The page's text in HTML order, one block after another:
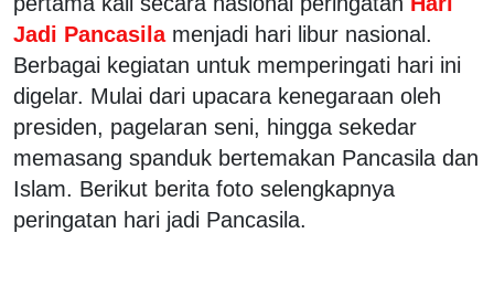
Jadi Pancasila menjadi hari libur nasional.
Berbagai kegiatan untuk memperingati hari ini
digelar. Mulai dari upacara kenegaraan oleh
presiden, pagelaran seni, hingga sekedar
memasang spanduk bertemakan Pancasila dan
Islam. Berikut berita foto selengkapnya
peringatan hari jadi Pancasila.